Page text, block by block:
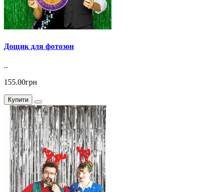
Дощик для фотозон
..
155.00грн
Купити